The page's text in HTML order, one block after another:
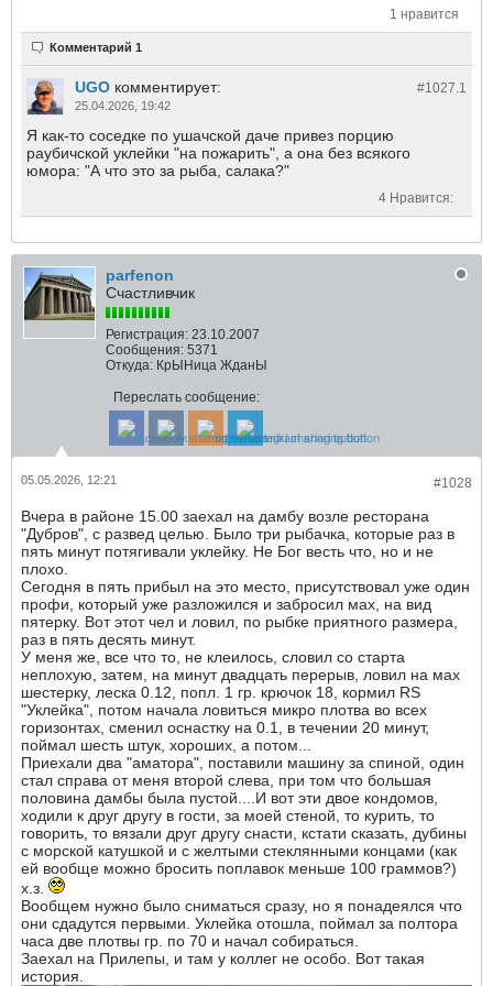
1 нравится
Комментарий 1
#1027.1
UGO комментирует:
25.04.2026, 19:42
Я как-то соседке по ушачской даче привез порцию
раубичской уклейки "на пожарить", а она без всякого
юмора: "А что это за рыба, салака?"
4 Нравится:
parfenon
Счастливчик
Регистрация: 23.10.2007
Сообщения: 5371
Откуда: КрЫНица ЖданЫ
Переслать сообщение:
#1028
05.05.2026, 12:21
Вчера в районе 15.00 заехал на дамбу возле ресторана
"Дубров", с развед целью. Было три рыбачка, которые раз в
пять минут потягивали уклейку. Не Бог весть что, но и не
плохо.
Сегодня в пять прибыл на это место, присутствовал уже один
профи, который уже разложился и забросил мах, на вид
пятерку. Вот этот чел и ловил, по рыбке приятного размера,
раз в пять десять минут.
У меня же, все что то, не клеилось, словил со старта
неплохую, затем, на минут двадцать перерыв, ловил на мах
шестерку, леска 0.12, попл. 1 гр. крючок 18, кормил RS
"Уклейка", потом начала ловиться микро плотва во всех
горизонтах, сменил оснастку на 0.1, в течении 20 минут,
поймал шесть штук, хороших, а потом...
Приехали два "аматора", поставили машину за спиной, один
стал справа от меня второй слева, при том что большая
половина дамбы была пустой....И вот эти двое кондомов,
ходили к друг другу в гости, за моей стеной, то курить, то
говорить, то вязали друг другу снасти, кстати сказать, дубины
с морской катушкой и с желтыми стеклянными концами (как
ей вообще можно бросить поплавок меньше 100 граммов?)
х.з.
Вообщем нужно было сниматься сразу, но я понадеялся что
они сдадутся первыми. Уклейка отошла, поймал за полтора
часа две плотвы гр. по 70 и начал собираться.
Заехал на Прилепы, и там у коллег не особо. Вот такая
история.